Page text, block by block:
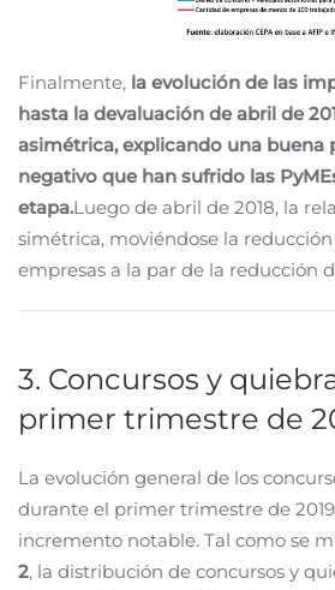
Finalmente, la evolución de las
hasta la devaluación de abril de
asimétrica, explicando una buena
negativo que han sufrido las
etapa.Luego de abril de 2018, la
simétrica, moviéndose la
empresas a la par de la reducción
3. Concursos y
primer trimestre de
La evolución general de los
durante el primer trimestre de
incremento notable. Tal como se
2, la distribución de concursos y